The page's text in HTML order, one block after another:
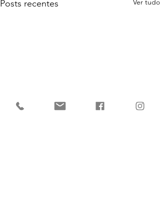
Posts recentes Ver tudo